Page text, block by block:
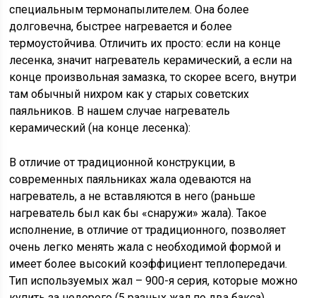
специальным термонапылителем. Она более
долговечна, быстрее нагревается и более
термоустойчива. Отличить их просто: если на конце
лесенка, значит нагреватель керамический, а если на
конце произвольная замазка, то скорее всего, внутри
там обычный нихром как у старых советских
паяльников. В нашем случае нагреватель
керамический (на конце лесенка):
В отличие от традиционной конструкции, в
современных паяльниках жала одеваются на
нагреватель, а не вставляются в него (раньше
нагреватель был как бы «снаружи» жала). Такое
исполнение, в отличие от традиционного, позволяет
очень легко менять жала с необходимой формой и
имеет более высокий коэффициент теплопередачи.
Тип используемых жал – 900-я серия, которые можно